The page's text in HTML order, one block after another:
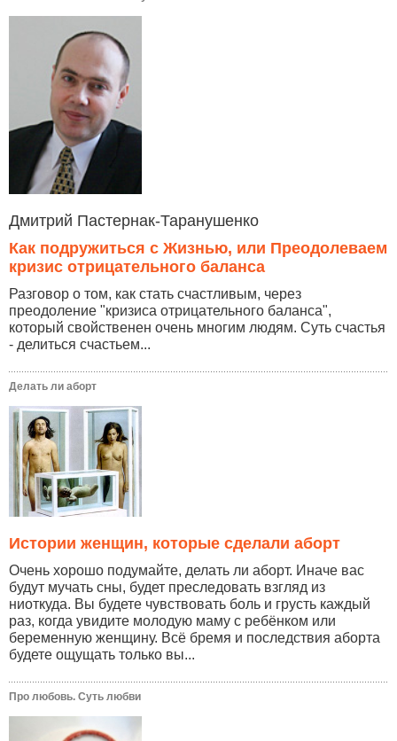
Дмитрий Пастернак-Таранушенко
Как подружиться с Жизнью, или Преодолеваем
кризис отрицательного баланса
Разговор о том, как стать счастливым, через
преодоление "кризиса отрицательного баланса",
который свойственен очень многим людям. Суть счастья
- делиться счастьем...
Делать ли аборт
Истории женщин, которые сделали аборт
Очень хорошо подумайте, делать ли аборт. Иначе вас
будут мучать сны, будет преследовать взгляд из
ниоткуда. Вы будете чувствовать боль и грусть каждый
раз, когда увидите молодую маму с ребёнком или
беременную женщину. Всё бремя и последствия аборта
будете ощущать только вы...
Про любовь. Суть любви